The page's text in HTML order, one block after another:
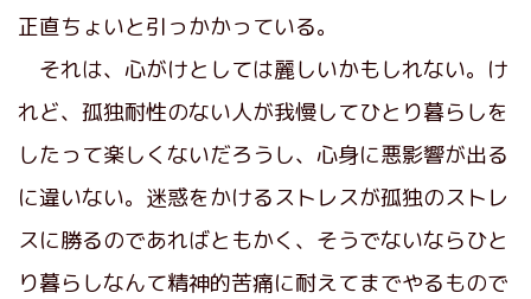
正直ちょいと引っかかっている。
それは、心がけとしては麗しいかもしれない。け
れど、孤独耐性のない人が我慢してひとり暮らしを
したって楽しくないだろうし、心身に悪影響が出る
に違いない。迷惑をかけるストレスが孤独のストレ
スに勝るのであればともかく、そうでないならひと
り暮らしなんて精神的苦痛に耐えてまでやるもので